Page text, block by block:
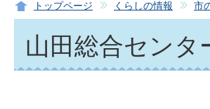
トップページ くらしの情報 市
山田総合センタ